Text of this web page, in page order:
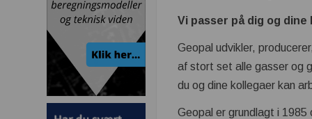
Vi passer på dig og
Geopal udvikler,
af stort set alle gasser og
du og dine kollegaer kan
Geopal er grundlagt i 1985